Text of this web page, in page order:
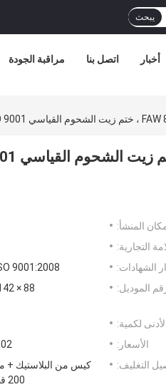
يبحث
مراقبة الجودة اتصل بنا أخبار
المنشأ:
التجارية:
الشهادات:
9001:2008
الموديل:
88 × 142 × 20 ، 88 * 142 * 20
لكمية:
الأسعار:
التغليف:
200 قطع / الكرتون الخارجي